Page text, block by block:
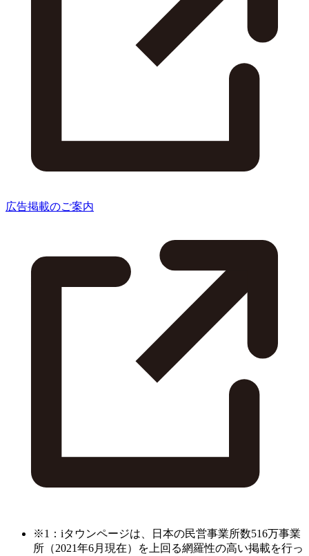
広告掲載のご案内
※1：iタウンページは、日本の民営事業所数516万事業
所（2021年6月現在）を上回る網羅性の高い掲載を行っ